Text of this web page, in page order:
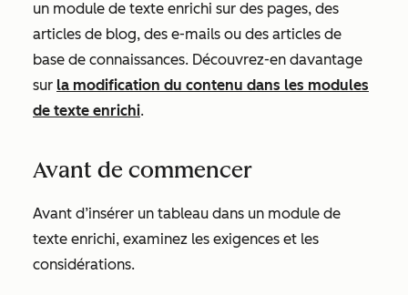
un module de texte enrichi sur des pages, des
articles de blog, des e-mails ou des articles de
base de connaissances. Découvrez-en davantage
sur la modification du contenu dans les modules
de texte enrichi.
Avant de commencer
Avant d’insérer un tableau dans un module de
texte enrichi, examinez les exigences et les
considérations.